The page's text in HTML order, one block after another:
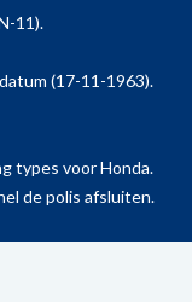
11).
(17-11-1963).
types voor Honda.
de polis afsluiten.